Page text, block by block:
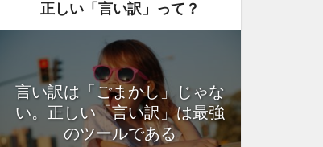
正しい「言い訳」って？
言い訳は「ごまかし」じゃな
い。正しい「言い訳」は最強
のツールである